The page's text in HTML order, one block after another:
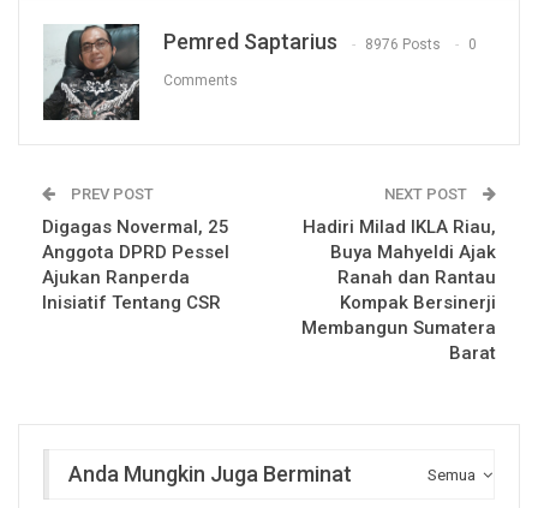
Pemred Saptarius 8976 Posts 0
Comments
PREV POST
Digagas Novermal, 25
Anggota DPRD Pessel
Ajukan Ranperda
Inisiatif Tentang CSR
NEXT POST
Hadiri Milad IKLA Riau,
Buya Mahyeldi Ajak
Ranah dan Rantau
Kompak Bersinerji
Membangun Sumatera
Barat
Semua
Anda Mungkin Juga Berminat